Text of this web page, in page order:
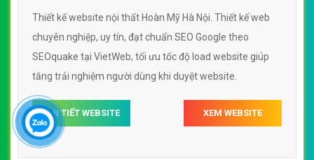
Thiết kế website nội thất Hoàn Mỹ Hà Nội. Thiết kế web
chuyên nghiệp, uy tín, đạt chuẩn SEO Google theo
SEOquake tại VietWeb, tối ưu tốc độ load website giúp
tăng trải nghiệm người dùng khi duyệt website.
CHI TIẾT WEBSITE XEM WEBSITE